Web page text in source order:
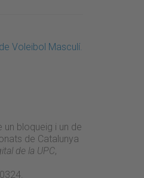
Voleibol Masculí.
un bloqueig i un de
de Catalunya
de la UPC,
.